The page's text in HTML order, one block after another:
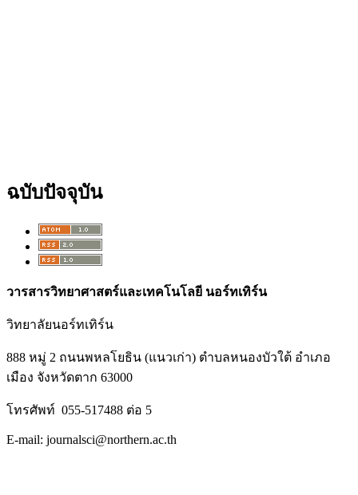
ฉบับปัจจุบัน
วารสารวิทยาศาสตร์และเทคโนโลยี นอร์ทเทิร์น
วิทยาลัยนอร์ทเทิร์น
888 หมู่ 2 ถนนพหลโยธิน (แนวเก่า) ตำบลหนองบัวใต้ อำเภอ
เมือง จังหวัดตาก 63000
โทรศัพท์ 055-517488 ต่อ 5
E-mail: journalsci@northern.ac.th